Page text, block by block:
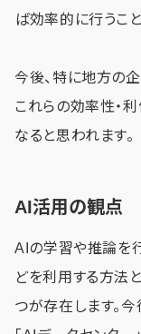
ば効率的に行うこと
今後、特に地方の
これらの効率性・
なると思われます。
AI活用の観点
AIの学習や推論を
どを利用する方法
つが存在します。